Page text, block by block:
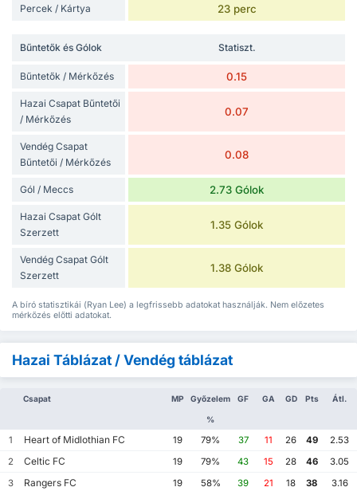
Percek / Kártya 23 perc
Bűntetők és Gólok Statiszt.
Bűntetők / Mérkőzés 0.15
Hazai Csapat Bűntetői
/ Mérkőzés
0.07
Vendég Csapat
Bűntetői / Mérkőzés
0.08
Gól / Meccs 2.73 Gólok
Hazai Csapat Gólt
Szerzett
1.35 Gólok
Vendég Csapat Gólt
Szerzett
1.38 Gólok
A bíró statisztikái (Ryan Lee) a legfrissebb adatokat használják. Nem előzetes
mérkőzés előtti adatokat.
Hazai Táblázat / Vendég táblázat
Csapat MP Győzelem
%
GF GA GD Pts Átl.
1 Heart of Midlothian FC 19 79% 37 11 26 49
2.53
2
Celtic FC 19 79% 43 15 28 46
3.05
3
Rangers FC 19 58% 39 21 18 38
3.16